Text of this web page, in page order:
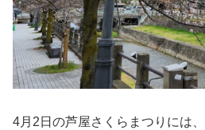
4月2日の芦屋さくらまつりには、